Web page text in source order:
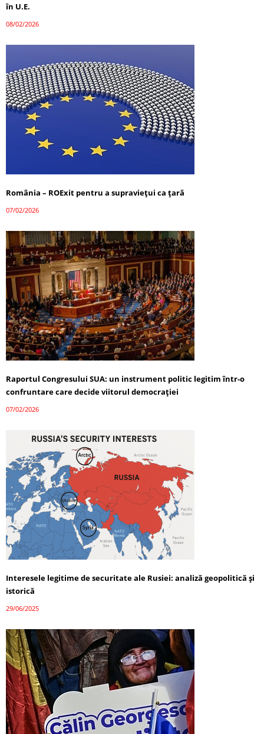
în U.E.
08/02/2026
România – ROExit pentru a supraviețui ca țară
07/02/2026
Raportul Congresului SUA: un instrument politic legitim într-o
confruntare care decide viitorul democrației
07/02/2026
Interesele legitime de securitate ale Rusiei: analiză geopolitică și
istorică
29/06/2025